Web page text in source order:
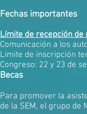
Fechas importantes
Límite de recepción de
Comunicación a los
Límite de inscripción
Congreso: 22 y 23 de
Becas
Para promover la
de la SEM, el grupo